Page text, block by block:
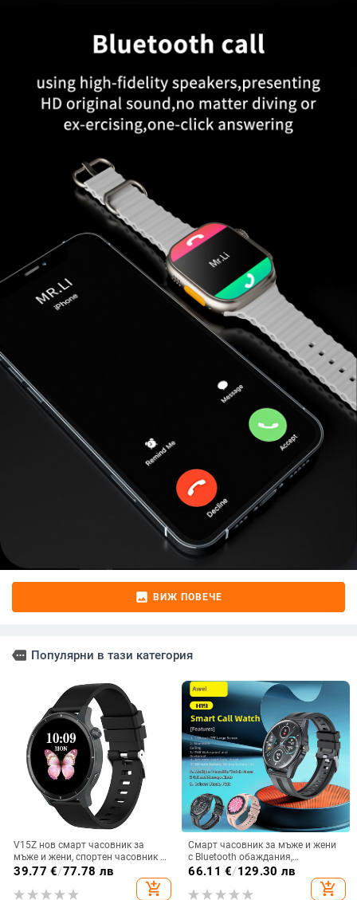
image ВИЖ ПОВЕЧЕ
more Популярни в тази категория
V15Z нов смарт часовник за
мъже и жени, спортен часовник с
Bluetooth, пулсомер, сън, кръвно
налягане, здравен часовник
39.77 €/77.78 лв
add_shopping_cart
Смарт часовник за мъже и жени
с Bluetooth обаждания,
мултифункционален спортен
дизайн, измерване на сърдечен
ритъм, кръвно налягане,
66.11 €/129.30 лв
add_shopping_cart